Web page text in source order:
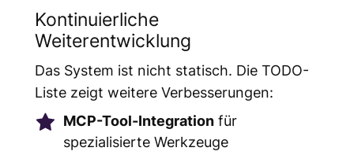
Kontinuierliche
Weiterentwicklung
Das System ist nicht statisch. Die TODO-
Liste zeigt weitere Verbesserungen:
MCP-Tool-Integration für
spezialisierte Werkzeuge